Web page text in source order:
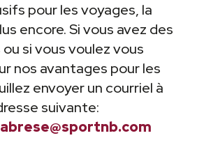
pour les voyages, la
encore. Si vous avez des
si vous voulez vous
nos avantages pour les
envoyer un courriel à
suivante: